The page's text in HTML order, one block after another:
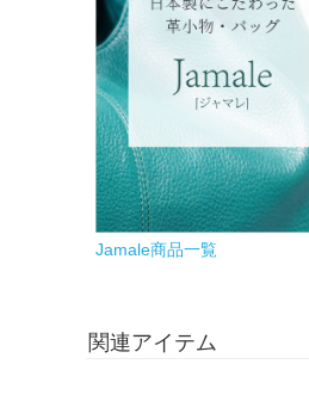
Jamale商品一覧
関連アイテム